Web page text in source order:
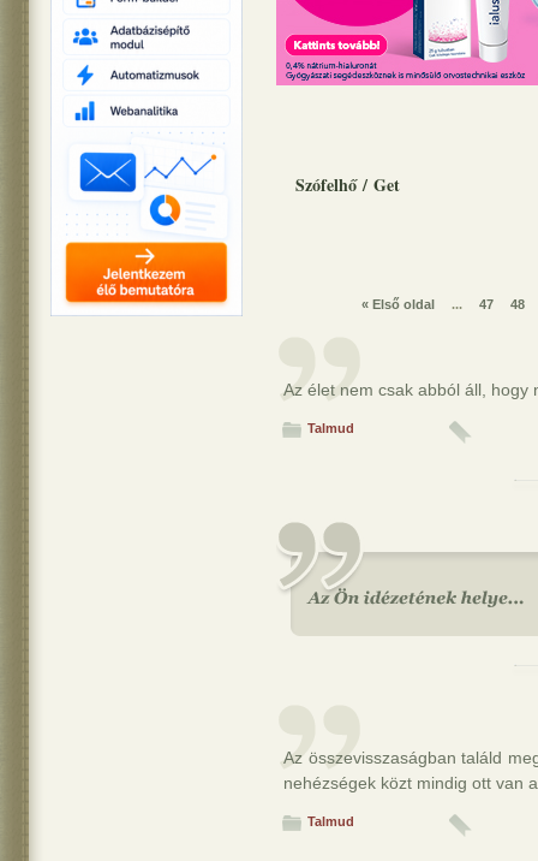
Szófelhő / Get
« Első oldal ... 47 48
Az élet nem csak abból áll, hogy
Talmud
Az összevisszaságban találd
nehézségek közt mindig ott van
Talmud